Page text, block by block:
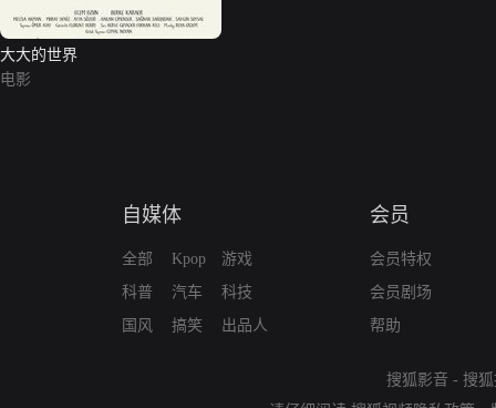
大大的世界
电影
自媒体
全部
科普
国风
Kpop
汽车
搞笑
游戏
科技
出品人
会员
会员特权
会员剧场
帮助
搜狐影音 - 搜